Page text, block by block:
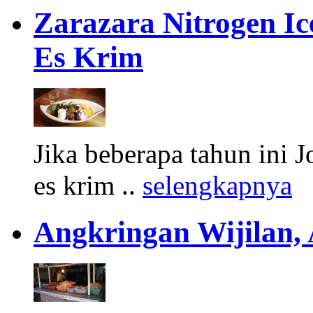
Zarazara Nitrogen
Es Krim
Jika beberapa tahun ini
es krim .. selengkapnya
Angkringan Wijilan,